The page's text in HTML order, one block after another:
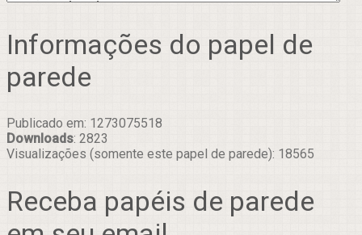
Informações do papel de
parede
Publicado em: 1273075518
Downloads: 2823
Visualizações (somente este papel de parede): 18565
Receba papéis de parede